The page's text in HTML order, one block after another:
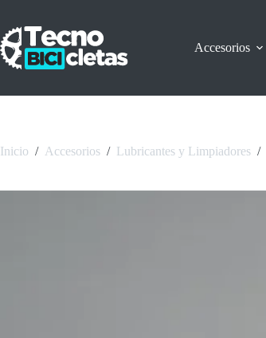
contenido
Accesorios
Inicio / Accesorios / Lubricantes y Limpiadores /